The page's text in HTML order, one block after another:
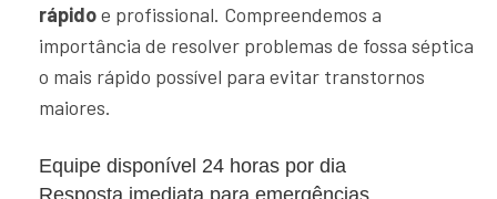
rápidoe profissional. Compreendemos a
importância de resolver problemas de fossa séptica
o mais rápido possível para evitar transtornos
maiores.
Equipe disponível 24 horas por dia